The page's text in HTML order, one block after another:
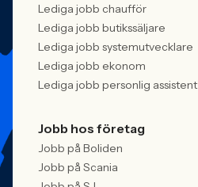
Lediga jobb chaufför
Lediga jobb butikssäljare
Lediga jobb systemutvecklare
Lediga jobb ekonom
Lediga jobb personlig assistent
Jobb hos företag
Jobb på Boliden
Jobb på Scania